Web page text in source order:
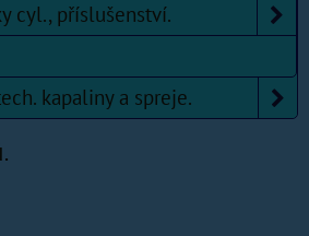
cyl., příslušenství.
kapaliny a spreje.